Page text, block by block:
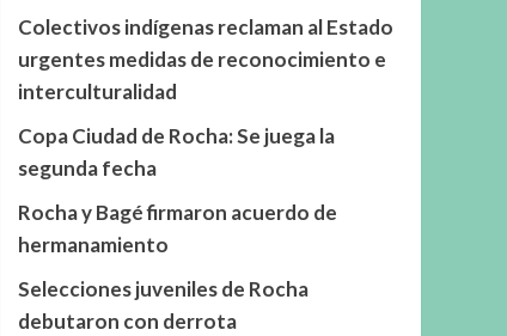
Colectivos indígenas reclaman al Estado
urgentes medidas de reconocimiento e
interculturalidad
Copa Ciudad de Rocha: Se juega la
segunda fecha
Rocha y Bagé firmaron acuerdo de
hermanamiento
Selecciones juveniles de Rocha
debutaron con derrota